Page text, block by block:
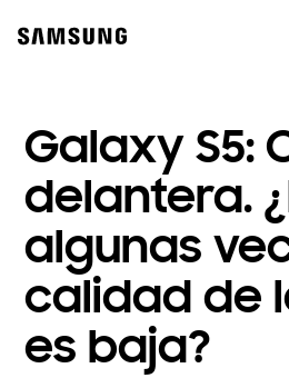
content
accessibility
Galaxy S5:
delantera.
algunas
calidad de
es baja?